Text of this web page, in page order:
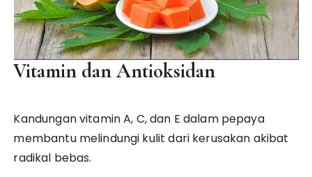
Vitamin dan Antioksidan
Kandungan vitamin A, C, dan E dalam pepaya
membantu melindungi kulit dari kerusakan akibat
radikal bebas.